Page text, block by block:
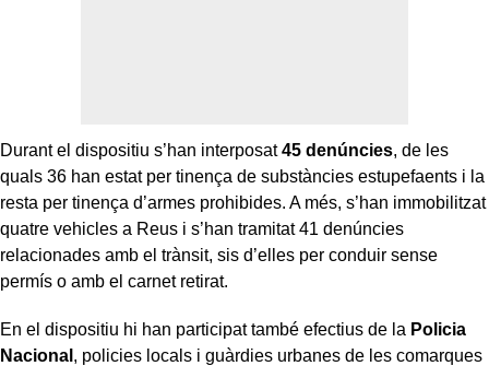
Durant el dispositiu s’han interposat45 denúncies, de les
quals 36 han estat per tinença de substàncies estupefaents i la
resta per tinença d’armes prohibides. A més, s’han immobilitzat
quatre vehicles a Reus i s’han tramitat 41 denúncies
relacionades amb el trànsit, sis d’elles per conduir sense
permís o amb el carnet retirat.
En el dispositiu hi han participat també efectius de la Policia
Nacional , policies locals i guàrdies urbanes de les comarques